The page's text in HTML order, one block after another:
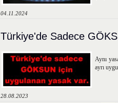
04.11.2024
Türkiye'de Sadece
Aynı
ayrı
28.08.2023